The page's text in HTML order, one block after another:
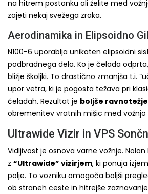
na hitrem postanku ali želite med
zajeti nekaj svežega zraka.
Aerodinamika in Elipsoidno
N100-6 uporablja unikaten elipsoidni
podbradnega dela. Ko je čelada
bližje školjki. To drastično zmanjša t.i.
upor vetra, ki je pogosta težava pri
čeladah. Rezultat je boljše ravnotežje
obremenitev vratnih mišic med vožnjo
Ultrawide Vizir in VPS
Vidljivost je osnova varne vožnje.
z “Ultrawide” vizirjem, ki ponuja
polje. To vozniku omogoča boljši
ob straneh ceste in hitrejše